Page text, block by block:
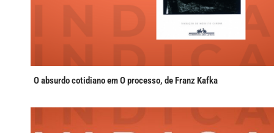
O absurdo cotidiano em O processo, de Franz Kafka